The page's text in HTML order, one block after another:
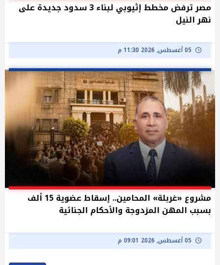
مصر ترفض مخطط إثيوبي لبناء 3 سدود جديدة على
نهر النيل
05 أغسطس, 2026 11:30 م
مشروع «غربلة» المحامين.. إسقاط عضوية 15 ألف
بسبب المهن المزدوجة والأحكام الجنائية
05 أغسطس, 2026 09:01 م